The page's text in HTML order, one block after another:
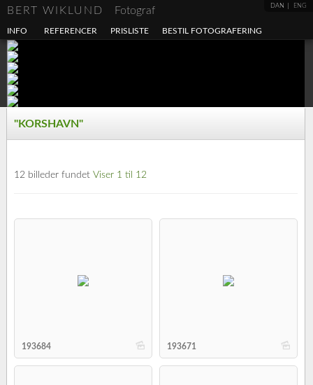
DAN ENG
BERT WIKLUND Fotograf
INFO REFERENCER PRISLISTE BESTIL FOTOGRAFERING
"KORSHAVN"
12 billeder fundet Viser 1 til 12
b
193684 b
193671